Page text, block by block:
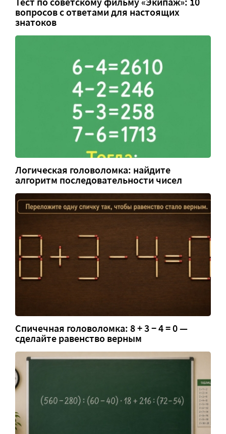
вопросов с ответами для настоящих
знатоков
Логическая головоломка: найдите
алгоритм последовательности чисел
Спичечная головоломка: 8 + 3 − 4 = 0 —
сделайте равенство верным